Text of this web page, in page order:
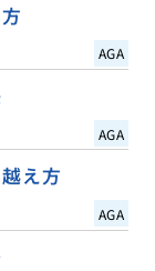
AGA
AGA
え方
AGA